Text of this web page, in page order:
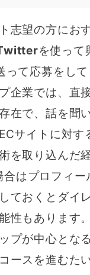
志望の方にお
を使って
て応募をして
企業では、直
在で、話を聞
サイトに対す
を取り込んだ
はプロフィー
ておくとダイ
性もあります
プが中心とな
ースを進むた